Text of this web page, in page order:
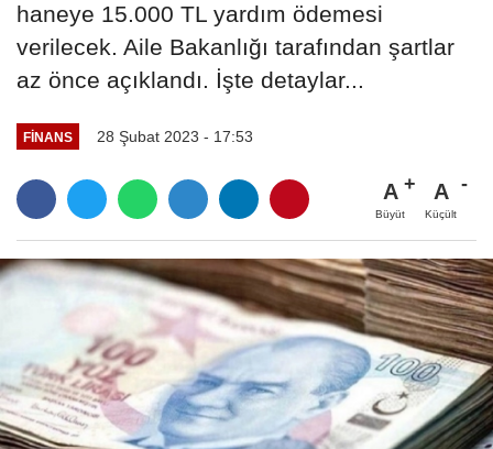
haneye 15.000 TL yardım ödemesi
verilecek. Aile Bakanlığı tarafından şartlar
az önce açıklandı. İşte detaylar...
FINANS 28 Şubat 2023 - 17:53
A
Büyüt
A
Küçült